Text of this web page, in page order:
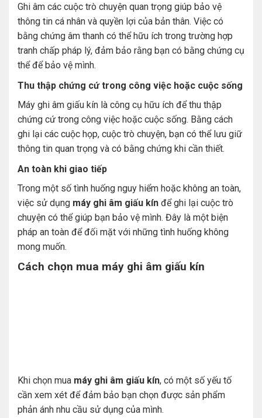
Ghi âm các cuộc trò chuyện quan trọng giúp bảo vệ
thông tin cá nhân và quyền lợi của bản thân. Việc có
bằng chứng âm thanh có thể hữu ích trong trường hợp
tranh chấp pháp lý, đảm bảo rằng bạn có bằng chứng cụ
thể để bảo vệ mình.
Thu thập chứng cứ trong công việc hoặc cuộc sống
Máy ghi âm giấu kín là công cụ hữu ích để thu thập
chứng cứ trong công việc hoặc cuộc sống. Bằng cách
ghi lại các cuộc họp, cuộc trò chuyện, bạn có thể lưu giữ
thông tin quan trọng và có bằng chứng khi cần thiết.
An toàn khi giao tiếp
Trong một số tình huống nguy hiểm hoặc không an toàn,
việc sử dụng máy ghi âm giấu kín để ghi lại cuộc trò
chuyện có thể giúp bạn bảo vệ mình. Đây là một biện
pháp an toàn để đối mặt với những tình huống không
mong muốn.
Cách chọn mua máy ghi âm giấu kín
Khi chọn mua máy ghi âm giấu kín, có một số yếu tố
cần xem xét để đảm bảo bạn chọn được sản phẩm
phản ánh nhu cầu sử dụng của mình.